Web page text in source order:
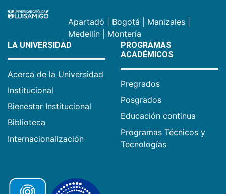
Apartadó Bogotá Manizales
Medellín
Montería
LA UNIVERSIDAD
Acerca de la Universidad
Institucional
Bienestar Institucional
Biblioteca
Internacionalización
PROGRAMAS
ACADÉMICOS
Pregrados
Posgrados
Educación continua
Programas Técnicos y
Tecnologías